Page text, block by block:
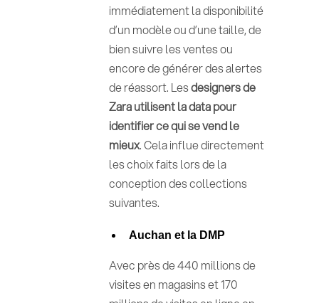
immédiatement la disponibilité
d’un modèle ou d’une taille, de
bien suivre les ventes ou
encore de générer des alertes
de réassort. Lesdesigners de
Zara utilisent la data pour
identifier ce qui se vend le
mieux. Cela influe directement
les choix faits lors de la
conception des collections
suivantes.
Auchan et la DMP
Avec près de 440 millions de
visites en magasins et 170